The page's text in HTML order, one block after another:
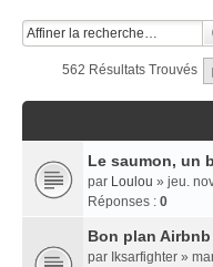
562 Résultats Trouvés
Le saumon, un
par Loulou » jeu.
Réponses : 0
Bon plan
par Iksarfighter »